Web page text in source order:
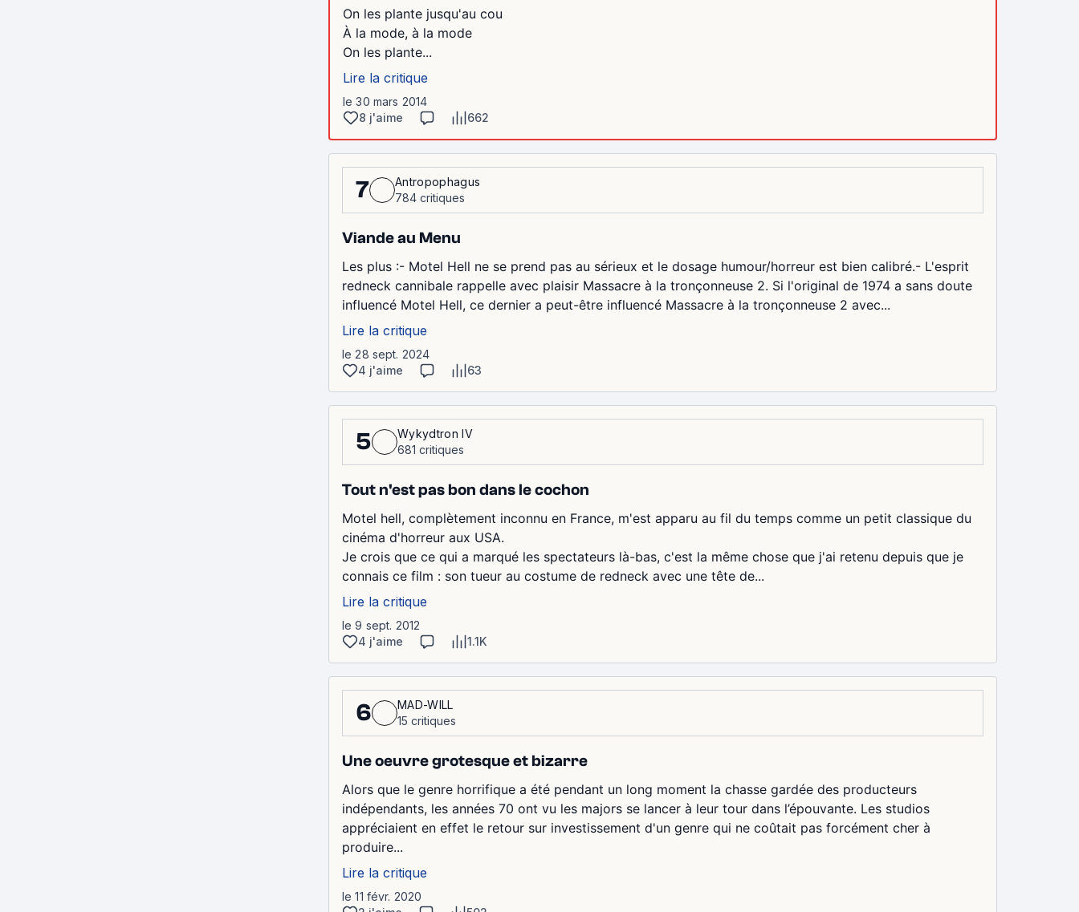
On les plante jusqu'au cou
À la mode, à la mode
On les plante...
Lire la critique
le 30 mars 2014
8 j'aime
662
7
Antropophagus
784 critiques
Viande au Menu
Les plus :- Motel Hell ne se prend pas au sérieux et le dosage humour/horreur est bien calibré.- L'esprit
redneck cannibale rappelle avec plaisir Massacre à la tronçonneuse 2. Si l'original de 1974 a sans doute
influencé Motel Hell, ce dernier a peut-être influencé Massacre à la tronçonneuse 2 avec...
Lire la critique
le 28 sept. 2024
4 j'aime
63
5
Wykydtron IV
681 critiques
Tout n'est pas bon dans le cochon
Motel hell, complètement inconnu en France, m'est apparu au fil du temps comme un petit classique du
cinéma d'horreur aux USA.
Je crois que ce qui a marqué les spectateurs là-bas, c'est la même chose que j'ai retenu depuis que je
connais ce film : son tueur au costume de redneck avec une tête de...
Lire la critique
le 9 sept. 2012
4 j'aime
1.1K
6
MAD-WILL
15 critiques
Une oeuvre grotesque et bizarre
Alors que le genre horrifique a été pendant un long moment la chasse gardée des producteurs
indépendants, les années 70 ont vu les majors se lancer à leur tour dans l’épouvante. Les studios
appréciaient en effet le retour sur investissement d'un genre qui ne coûtait pas forcément cher à
produire...
Lire la critique
le 11 févr. 2020